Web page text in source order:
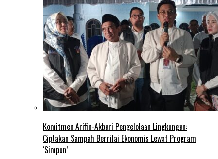
Komitmen Arifin-Akbari Pengelolaan Lingkungan:
Ciptakan Sampah Bernilai Ekonomis Lewat Program
‘Simpun’